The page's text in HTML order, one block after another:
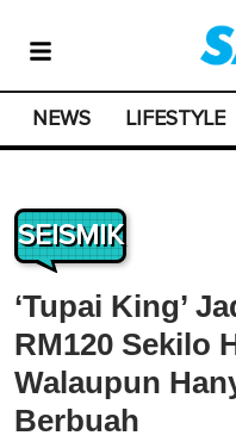
NEWS LIFESTYLE
SEISMIK
‘Tupai King’
RM120 Sekilo
Walaupun
Berbuah